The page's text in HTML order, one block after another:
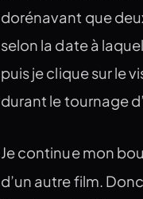
dorénavant que
selon la date à
puis je clique sur le
durant le tournage
Je continue mon
d’un autre film.